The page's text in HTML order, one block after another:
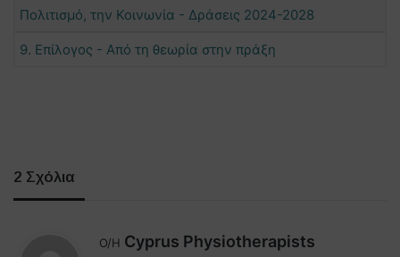
Πολιτισμό, την Κοινωνία - Δράσεις 2024-2028
9. Επίλογος - Από τη θεωρία στην πράξη
2 Σχόλια
Ο/Η Cyprus Physiotherapists